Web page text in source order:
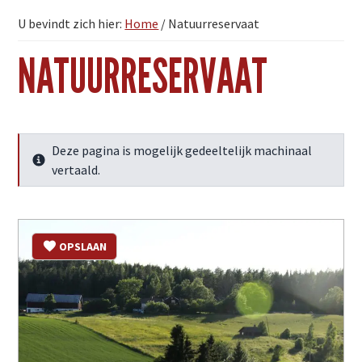
U bevindt zich hier: Home / Natuurreservaat
NATUURRESERVAAT
Meer info
Deze pagina is mogelijk gedeeltelijk machinaal
vertaald.
OPSLAAN